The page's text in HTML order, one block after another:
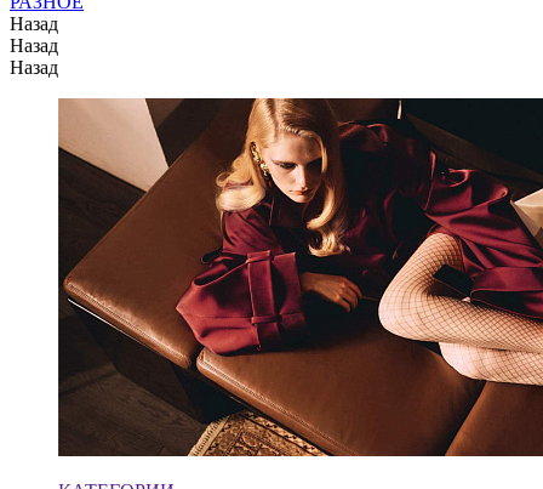
Назад
Назад
Назад